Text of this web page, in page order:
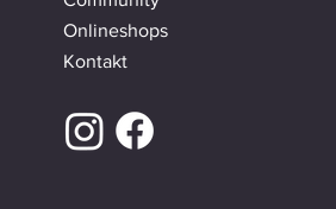
Onlineshops
Kontakt